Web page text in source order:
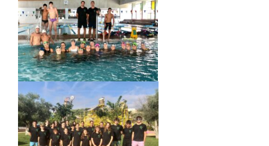
ACTIVITATS
CONTACTE
PATROCINADORS
RESULTATS